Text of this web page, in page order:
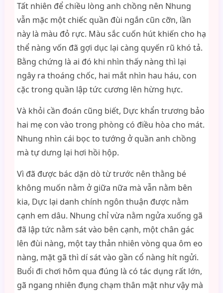
Tất nhiên để chiều lòng anh chồng nên Nhung
vẫn mặc một chiếc quần đùi ngắn cũn cỡn, lần
này là màu đỏ rực. Màu sắc cuốn hút khiến cho hạ
thể nàng vốn đã gợi dục lại càng quyến rũ khó tả.
Bằng chứng là ai đó khi nhìn thấy nàng thì lại
ngây ra thoáng chốc, hai mắt nhìn hau háu, con
cặc trong quần lập tức cương lên hừng hực.
Và khỏi cần đoán cũng biết, Dực khẩn trương bảo
hai mẹ con vào trong phòng có điều hòa cho mát.
Nhung nhìn cái bọc to tướng ở quần anh chồng
mà tự dưng lại hơi hồi hộp.
Vì đã được bác dặn dò từ trước nên thằng bé
không muốn nằm ở giữa nữa mà vẫn nằm bên
kia, Dực lại danh chính ngôn thuận được nằm
cạnh em dâu. Nhung chỉ vừa nằm ngửa xuống gã
đã lập tức nằm sát vào bên cạnh, một chân gác
lên đùi nàng, một tay thản nhiên vòng qua ôm eo
nàng, mặt gã thì dí sát vào gần cổ nàng hít ngửi.
Buổi đi chơi hôm qua đúng là có tác dụng rất lớn,
gã ngang nhiên đụng chạm thân mật như vậy mà